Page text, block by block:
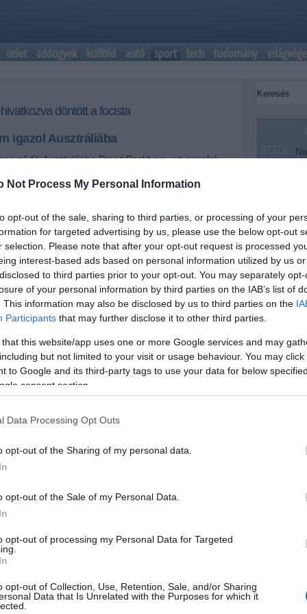
Not Process My Personal Information
opt-out of the sale, sharing to third parties, or processing of your
for targeted advertising by us, please use the below opt-out
selection. Please note that after your opt-out request is processed
interest-based ads based on personal information utilized by us
to third parties prior to your opt-out. You may separately
of your personal information by third parties on the IAB’s list of
This information may also be disclosed by us to third parties on the
Participants that may further disclose it to other third parties.
that this website/app uses one or more Google services and may
but not limited to your visit or usage behaviour. You may
to Google and its third-party tags to use your data for below
consent section.
Data Processing Opt Outs
opt-out of the Sharing of my personal data.
opt-out of the Sale of my Personal Data.
opt-out of processing my Personal Data for Targeted
opt-out of Collection, Use, Retention, Sale, and/or Sharing
Data that Is Unrelated with the Purposes for which it
üzlet adóügyek külföld autó sport tech tudomány világvége
döntött a focista
igazol Ausztráliába
Ausztráliába David Beckham, az angolok
szereplő Los Angeles Galaxy együttesétől.
+-
Glory tulajdonosa úgy nyilatkozott, beszélt a 37
aki elmondta neki, nem akarja Ausztráliában
mivel nagyon messze lenne üzleti ügyeitől. Az
korábbi csapatkapitánya hat év után hagyja el a
idén és tavaly is bajnokságot nyert. Közlése szerint
hagy fel a focival, s már több ajánlatot is kapott.
lehet Kaká Galaxy-futballista
a Los Angeles Galaxytól
felé kacsintgat
hozzáfűzött hozzászólások nem a
nem tudja befolyásolni - azok az olvasók
tartalmazzák.
kommenteljenek!
12:16
20:46
16:12
A
14:02
12:56
Nem is
Tanár Úr
Mit